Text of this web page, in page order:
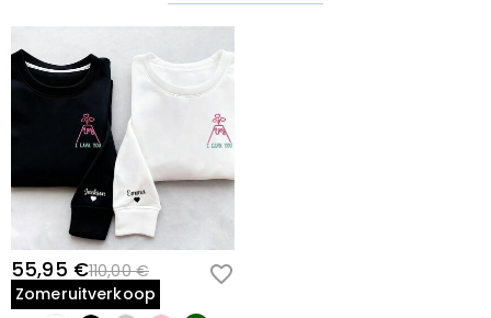
55,95 €110,00 €
Zomeruitverkoop